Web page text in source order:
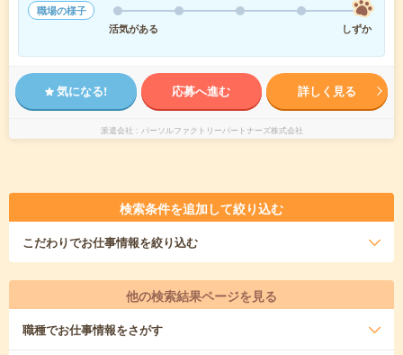
職場の様子
活気がある
しずか
気になる! 応募へ進む 詳しく見る
派遣会社 パーソルファクトリーパートナーズ株式会社
検索条件を追加して絞り込む
こだわりでお仕事情報を絞り込む
他の検索結果ページを見る
職種でお仕事情報をさがす